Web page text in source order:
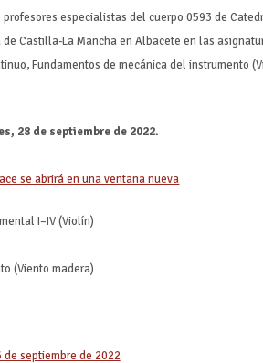
especialistas del cuerpo 0593 de
Castilla-La Mancha en Albacete en las
Fundamentos de mecánica del instrumento
28 de septiembre de 2022.
I–IV (Violín)
(Viento madera)
de septiembre de 2022